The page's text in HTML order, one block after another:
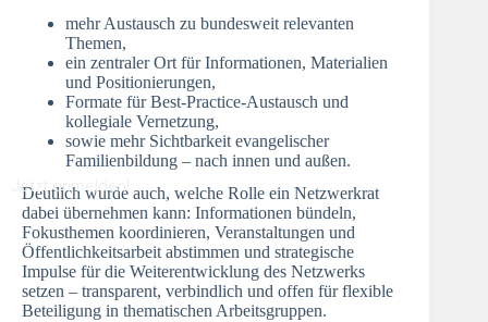
mehr Austausch zu bundesweit relevanten
Themen,
ein zentraler Ort für Informationen, Materialien
und Positionierungen,
Formate für Best-Practice-Austausch und
kollegiale Vernetzung,
sowie mehr Sichtbarkeit evangelischer
Familienbildung – nach innen und außen.
Deutlich wurde auch, welche Rolle ein Netzwerkrat
dabei übernehmen kann: Informationen bündeln,
Fokusthemen koordinieren, Veranstaltungen und
Öffentlichkeitsarbeit abstimmen und strategische
Impulse für die Weiterentwicklung des Netzwerks
setzen – transparent, verbindlich und offen für flexible
Beteiligung in thematischen Arbeitsgruppen.
Jetzt anmelden!